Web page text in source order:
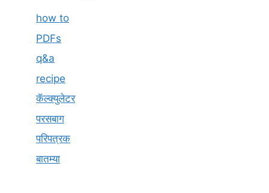
how to
PDFs
q&a
recipe
कॅल्क्युलेटर
परसबाग
परिपत्रक
बातम्या